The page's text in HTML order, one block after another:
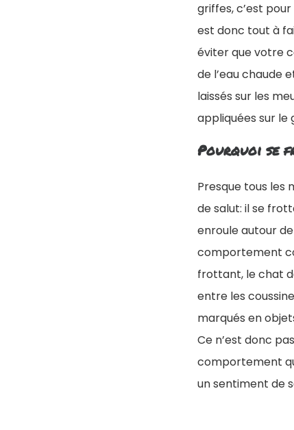
griffes, c’est
est donc tout à
éviter que votre
de l’eau chaude
laissés sur les
appliquées sur le
Pourquoi se
Presque tous les
de salut: il se
enroule autour
comportement
frottant, le chat
entre les
marqués en
Ce n’est donc
comportement
un sentiment de